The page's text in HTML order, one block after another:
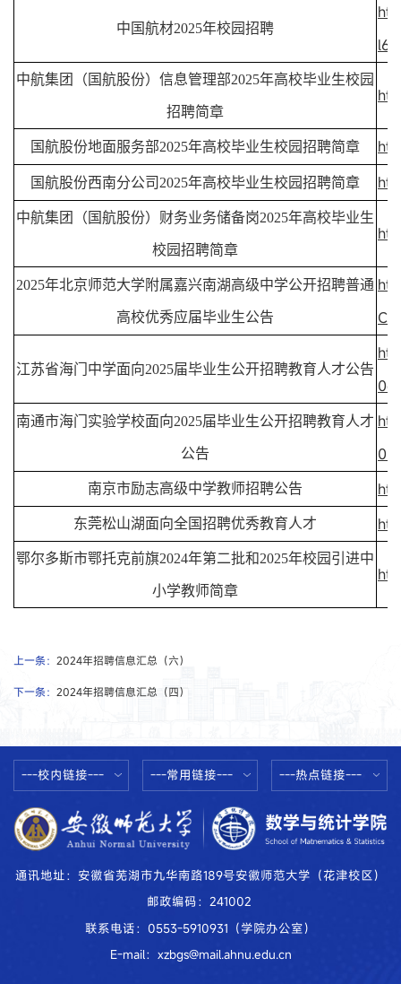
中国航材2025年校园招聘
中航集团（国航股份）信息管理部2025年高校毕业生校园
招聘简章
国航股份地面服务部2025年高校毕业生校园招聘简章
国航股份西南分公司2025年高校毕业生校园招聘简章
中航集团（国航股份）财务业务储备岗2025年高校毕业生
校园招聘简章
2025年北京师范大学附属嘉兴南湖高级中学公开招聘普通
高校优秀应届毕业生公告
江苏省海门中学面向2025届毕业生公开招聘教育人才公告
南通市海门实验学校面向2025届毕业生公开招聘教育人才
公告
南京市励志高级中学教师招聘公告
东莞松山湖面向全国招聘优秀教育人才
鄂尔多斯市鄂托克前旗2024年第二批和2025年校园引进中
小学教师简章
上一条： 2024年招聘信息汇总（六）
下一条： 2024年招聘信息汇总（四）
---校内链接--- ---常用链接--- ---热点链接---
通讯地址：安徽省芜湖市九华南路189号安徽师范大学（花津校区）
邮政编码：241002
联系电话：0553-5910931（学院办公室）
E-mail：xzbgs@mail.ahnu.edu.cn